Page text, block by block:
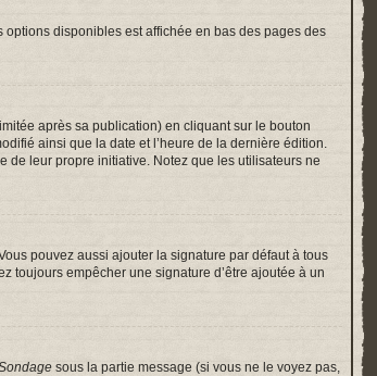
disponibles est affichée en bas des pages des
après sa publication) en cliquant sur le bouton
ainsi que la date et l’heure de la dernière édition.
de leur propre initiative. Notez que les utilisateurs ne
pouvez aussi ajouter la signature par défaut à tous
toujours empêcher une signature d’être ajoutée à un
sous la partie message (si vous ne le voyez pas,